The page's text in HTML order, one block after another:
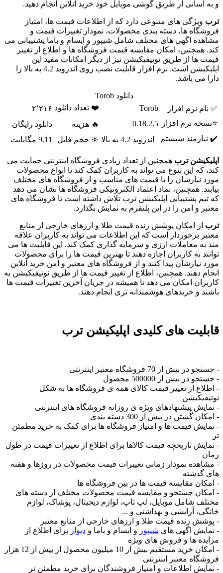
و به آسانی از طریق گوشی موبایل خود خرید آنلاین انجام دهید.
ترب ویژگی های متنوعی دارد که از اطلاعات قیمت ها، امتیاز
فروشگاه ها، دسته بندی محصولات، نمودار تغییرات قیمت و
مشاهده اگهی های مختلف شامل شیپور و ایسام و باما پشتیبانی می
کند. همچنین، امکان مقایسه قیمت فروشگاه ها و اطلاع از تغییر
قیمت ها از طریق نوتیفیکیشن نیز از دیگر امکانات مفید این
اپلیکیشن است. نرم افزار قابلیت نصب روی اندروید 4.2 به بالا را
دارا می باشد.
دانلود Torob
✅ نام نرم افزار
Torob ❤️ تعداد دانلود ۲٬۲۱۶
⭐نسخه نرم افزار
0.18.2.5 🔥 هزینه
دانلود رایگان
✔️ نیازمند سیستم
اندروید 4.2 به بالا 🔆 حجم فایل 9.11 مگابایت
اپلیکیشن ترب همچنین از تعداد زیادی فروشگاه اینترنتی حمایت می
کند، که این تنوع می تواند به کاربران کمک کند تا انواع محصولات
مورد نیازشان را با قیمت های مناسب و از فروشگاه های مختلف
بیابند. همچنین، نماد اعتماد الکترونیکی فروشگاه ها نشان می دهد
که تیم پشتیبانی اپلیکیشن ترب تلاش داشته است تا فروشگاه های
معتبر و امن را در این پلتفرم به نمایش بگذارد.
ترب از امکان پوشش زنده قیمت طلا و ارزهای خارجی از منابع
معتبر برخوردار است که این اطلاعات می تواند به کاربران علاقه
مند به معاملات ارزی و سرمایه گذاری کمک کند. این قابلیت ها می
توانند به کاربران اجازه دهند تا بهترین قیمت ها را برای محصولات
مورد نیازشان پیدا کنند و از فروشگاه های معتبر و امن خرید آنلاین
انجام دهند. همچنین، اطلاع از تغییر قیمت ها از طریق نوتیفیکیشن به
کاربران امکان می دهد تا همیشه در جریان آخرین تغییرات قیمت ها
باشند و خریدهای هوشمندانه تری انجام دهند.
قابلیت های کلیدی اپلیکیشن ترب
- جستجو در بیش از 70 فروشگاه معتبر اینترنتی
- جستجو در بیش از 500000 محصول
- اطلاع از تغییر قیمت کالای همه ی فروشگاه ها به شکل
نوتیفیکیشن
- نمایش پیشنهادهای ویژه ی روزانه فروشگاه های اینترنتی
- امکان گشتن در بیش از 300 دسته بندی
- نمایش قیمت ها و امتیاز فروشگاه ها برای کمک به خرید مطمئن
تر
- نمایش تاریخچه قیمت کالاها برای اطلاع از تغییرات قیمت در طول
زمان
- مشاهده نمودار زمانی تغییرات قیمت محصولات در روزها و هفته
های گذشته
- امکان مقایسه قیمت ها در بین فروشگاه ها
- امکان جستجو و مقایسه قیمت محصولات مختلف از دسته های
مختلف شامل موبایل، لپ تاپ، لوازم دیجیتال، پوشاک، لوازم
خانگی، آرایشی و بهداشتی و ...
- پوشش زنده قیمت طلا و ارزهای خارجی از منابع معتبر
- نمایش اگهی های شیپور و ایسام و باما و دیوار برای اطلاع از
مزایده ها و فروش های ویژه
- امکان خرید مستقیم بیش از 10 میلیون محصول از بیش از 12 هزار
فروشگاه معتبر اینترنتی
- نمایش اطلاعات و امتیاز فروشندگان برای خرید مطمئن تر